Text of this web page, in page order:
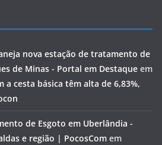
nova estação de tratamento de
de Minas - Portal em Destaque em
a cesta básica têm alta de 6,83%,
de Esgoto em Uberlândia -
e região | PocosCom em